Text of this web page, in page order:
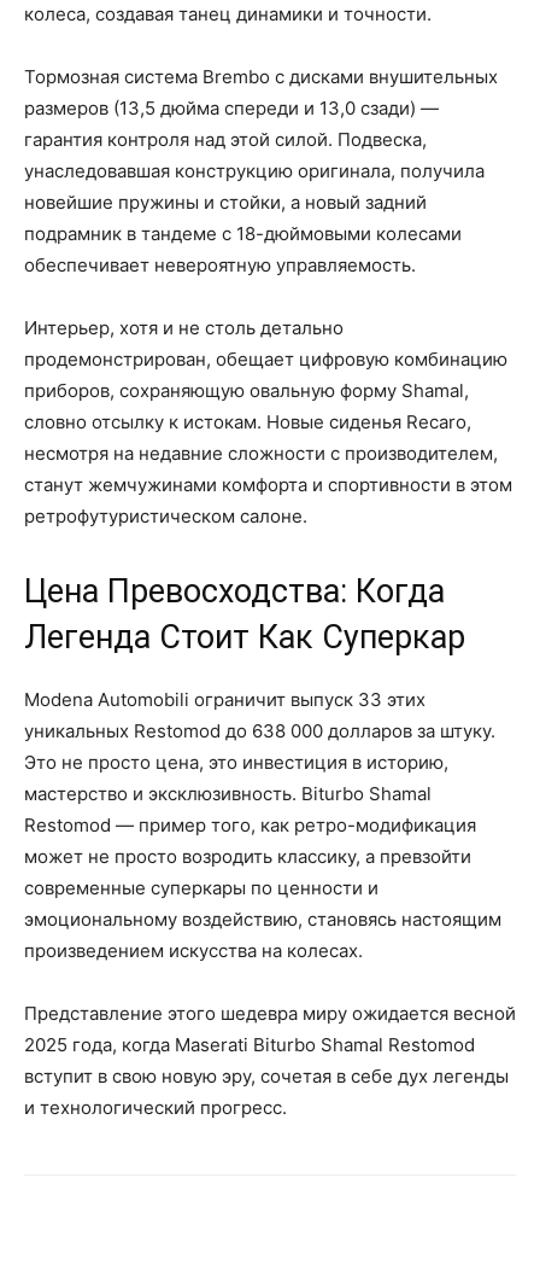
колеса, создавая танец динамики и точности.
Тормозная система Brembo с дисками внушительных
размеров (13,5 дюйма спереди и 13,0 сзади) —
гарантия контроля над этой силой. Подвеска,
унаследовавшая конструкцию оригинала, получила
новейшие пружины и стойки, а новый задний
подрамник в тандеме с 18-дюймовыми колесами
обеспечивает невероятную управляемость.
Интерьер, хотя и не столь детально
продемонстрирован, обещает цифровую комбинацию
приборов, сохраняющую овальную форму Shamal,
словно отсылку к истокам. Новые сиденья Recaro,
несмотря на недавние сложности с производителем,
станут жемчужинами комфорта и спортивности в этом
ретрофутуристическом салоне.
Цена Превосходства: Когда
Легенда Стоит Как Суперкар
Modena Automobili ограничит выпуск 33 этих
уникальных Restomod до 638 000 долларов за штуку.
Это не просто цена, это инвестиция в историю,
мастерство и эксклюзивность. Biturbo Shamal
Restomod — пример того, как ретро-модификация
может не просто возродить классику, а превзойти
современные суперкары по ценности и
эмоциональному воздействию, становясь настоящим
произведением искусства на колесах.
Представление этого шедевра миру ожидается весной
2025 года, когда Maserati Biturbo Shamal Restomod
вступит в свою новую эру, сочетая в себе дух легенды
и технологический прогресс.